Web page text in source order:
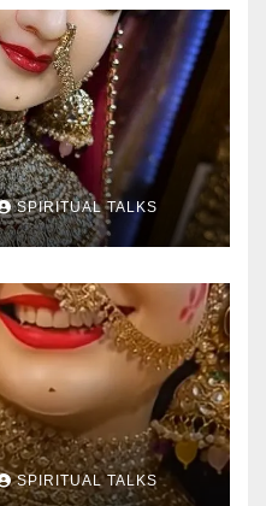
SPIRITUAL TALKS
SPIRITUAL TALKS